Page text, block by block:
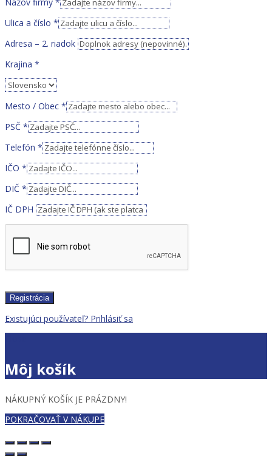
Ulica a číslo *
Adresa – 2. riadok
Krajina *
Mesto / Obec *
PSČ *
Telefón *
IČO *
DIČ *
IČ DPH
Registrácia
Existujúci používateľ? Prihlásiť sa
Môj košík
NÁKUPNÝ KOŠÍK JE PRÁZDNY!
POKRAČOVAŤ V NÁKUPE